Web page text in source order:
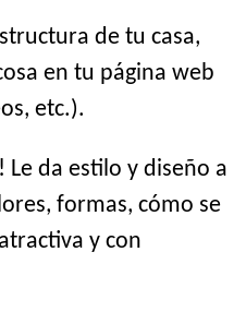
de tu casa,
en tu página web
etc.).
Le da estilo y diseño a
formas, cómo se
y con